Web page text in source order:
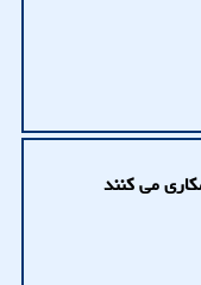
می کنند